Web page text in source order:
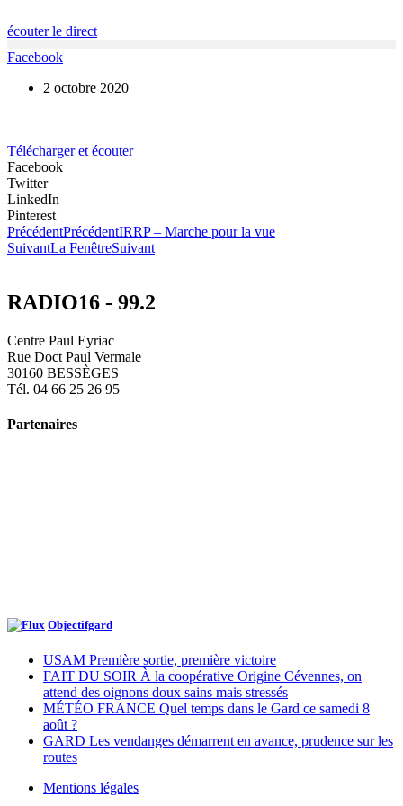
écouter le direct
Facebook
2 octobre 2020
Télécharger et écouter
Facebook
Twitter
LinkedIn
Pinterest
PrécédentPrécédentIRRP – Marche pour la vue
SuivantLa FenêtreSuivant
RADIO16 - 99.2
Centre Paul Eyriac
Rue Doct Paul Vermale
30160 BESSÈGES
Tél. 04 66 25 26 95
Partenaires
Objectifgard
USAM Première sortie, première victoire
FAIT DU SOIR À la coopérative Origine Cévennes, on
attend des oignons doux sains mais stressés
MÉTÉO FRANCE Quel temps dans le Gard ce samedi 8
août ?
GARD Les vendanges démarrent en avance, prudence sur les
routes
Mentions légales